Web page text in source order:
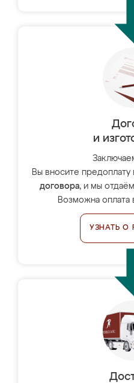
и
Вы вносите предоплату
договора, и мы
Возможна оплата
УЗНАТЬ О